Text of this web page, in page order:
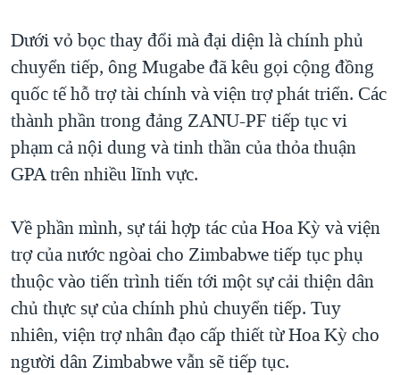
Dưới vỏ bọc thay đổi mà đại diện là chính phủ
chuyển tiếp, ông Mugabe đã kêu gọi cộng đồng
quốc tế hỗ trợ tài chính và viện trợ phát triển. Các
thành phần trong đảng ZANU-PF tiếp tục vi
phạm cả nội dung và tinh thần của thỏa thuận
GPA trên nhiều lĩnh vực.
Về phần mình, sự tái hợp tác của Hoa Kỳ và viện
trợ của nước ngòai cho Zimbabwe tiếp tục phụ
thuộc vào tiến trình tiến tới một sự cải thiện dân
chủ thực sự của chính phủ chuyển tiếp. Tuy
nhiên, viện trợ nhân đạo cấp thiết từ Hoa Kỳ cho
người dân Zimbabwe vẫn sẽ tiếp tục.